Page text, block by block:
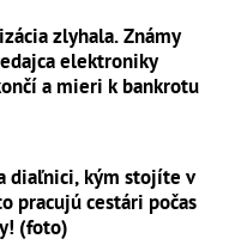
zlyhala. Známy
elektroniky
a mieri k bankrotu
diaľnici, kým stojíte v
pracujú cestári počas
(foto)